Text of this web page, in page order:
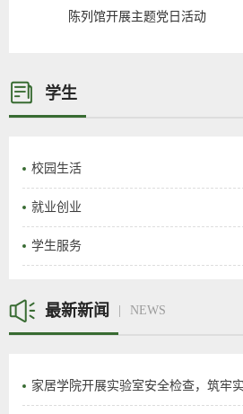
陈列馆开展主题党日活动
学生
校园生活
就业创业
学生服务
最新新闻 NEWS
家居学院开展实验室安全检查，筑牢